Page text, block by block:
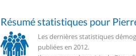
Résumé statistiques pour
Les dernières statistiques
publiées en 2012.